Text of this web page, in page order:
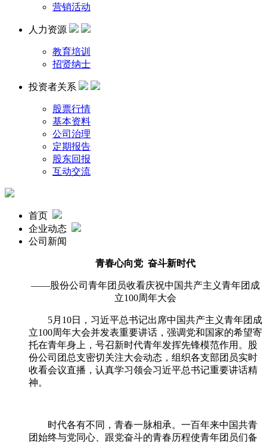
营销活动
人力资源
教育培训
招贤纳士
投资者关系
股票行情
基本资料
公司治理
定期报告
股东回报
互动交流
首页
企业动态
公司新闻
青春心向党 奋斗新时代
——股份公司青年团员收看庆祝中国共产主义青年团成
立100周年大会
5月 10日，习近平总书记出席中国共产主义青年团成
立100周年大会并发表重要讲话，强调党和国家的希望寄
托在青年身上，号召新时代青年发挥先锋模范作用。股
份公司团总支密切关注大会动态，组织各支部团员实时
收看会议直播，认真学习领会习近平总书记重要讲话精
神。
时代各有不同，青春一脉相承。一百年来中国共青
团始终与党同心、跟党奋斗的青春历程使青年团员们备